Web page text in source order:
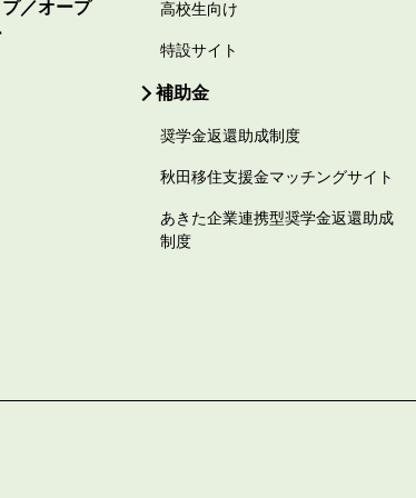
／オープ
高校生向け
特設サイト
補助金
奨学金返還助成制度
秋田移住支援金マッチングサイト
あきた企業連携型奨学金返還助成
制度